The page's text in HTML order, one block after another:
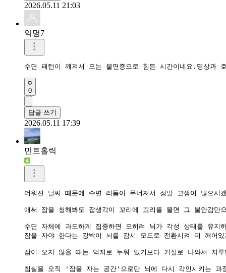
2026.05.11 21:03
익명7
수면 패턴이 깨져서 오는 불면증으로 힘든 시간이네요.명상과
0
답글 쓰기
2026.05.11 17:39
민트홀릭
더워진 날씨 때문에 수면 리듬이 무너져서 정말 고생이 많으시
애써 잠을 청해봐도 잡생각이 꼬리에 꼬리를 물면 그 불안감만
수면 자체에 과도하게 집중하면 오히려 뇌가 각성 상태를 유지
잠을 자야 한다는 강박이 뇌를 감시 모드로 전환시켜 더 깨어
잠이 오지 않을 때는 억지로 누워 있기보다 거실로 나와서 지
침실을 오직 '잠을 자는 공간'으로만 뇌에 다시 각인시키는 과